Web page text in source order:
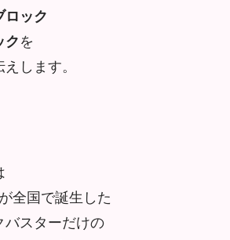
ロック
ク を
します。
全国で誕生した
バスターだけの